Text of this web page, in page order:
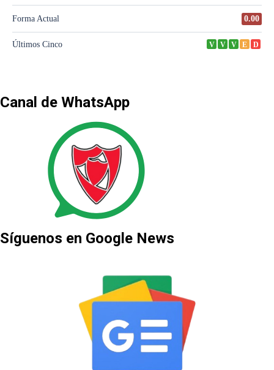
Canal de WhatsApp
Síguenos en Google News